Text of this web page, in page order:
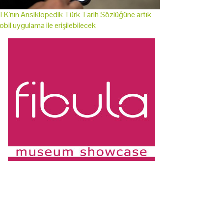
Ansiklopedik Türk Tarih Sözlüğüne artık
uygulama ile erişilebilecek